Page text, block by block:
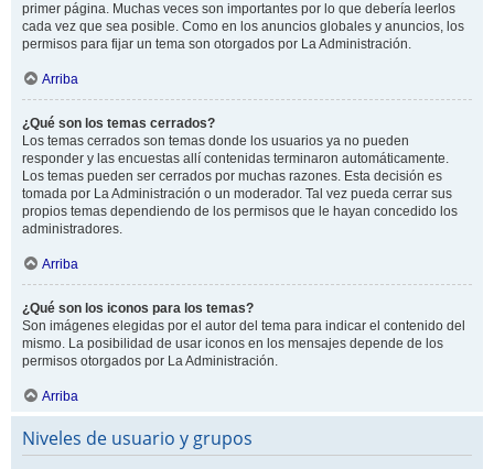
primer página. Muchas veces son importantes por lo que debería leerlos
cada vez que sea posible. Como en los anuncios globales y anuncios, los
permisos para fijar un tema son otorgados por La Administración.
Arriba
¿Qué son los temas cerrados?
Los temas cerrados son temas donde los usuarios ya no pueden
responder y las encuestas allí contenidas terminaron automáticamente.
Los temas pueden ser cerrados por muchas razones. Esta decisión es
tomada por La Administración o un moderador. Tal vez pueda cerrar sus
propios temas dependiendo de los permisos que le hayan concedido los
administradores.
Arriba
¿Qué son los iconos para los temas?
Son imágenes elegidas por el autor del tema para indicar el contenido del
mismo. La posibilidad de usar iconos en los mensajes depende de los
permisos otorgados por La Administración.
Arriba
Niveles de usuario y grupos